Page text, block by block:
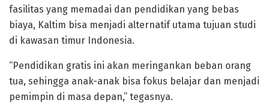
fasilitas yang memadai dan pendidikan yang bebas
biaya, Kaltim bisa menjadi alternatif utama tujuan studi
di kawasan timur Indonesia.
“Pendidikan gratis ini akan meringankan beban orang
tua, sehingga anak-anak bisa fokus belajar dan menjadi
pemimpin di masa depan,” tegasnya.